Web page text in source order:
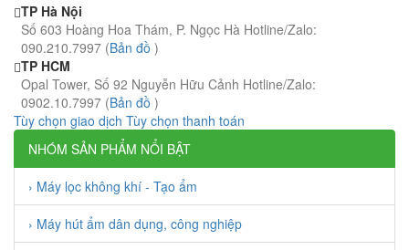
TP Hà Nội
Số 603 Hoàng Hoa Thám, P. Ngọc Hà Hotline/Zalo:
090.210.7997 (Bản đồ )
TP HCM
Opal Tower, Số 92 Nguyễn Hữu Cảnh Hotline/Zalo:
0902.10.7997 (Bản đồ )
Tùy chọn giao dịch Tùy chọn thanh toán
NHÓM SẢN PHẨM NỔI BẬT
› Máy lọc không khí - Tạo ẩm
› Máy hút ẩm dân dụng, công nghiệp